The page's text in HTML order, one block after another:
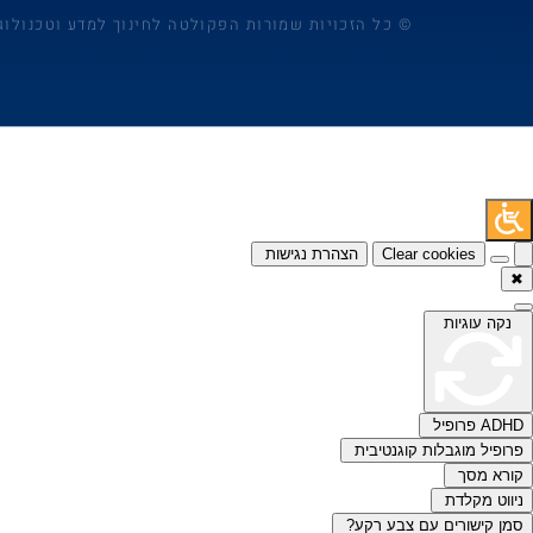
© כל הזכויות שמורות הפקולטה לחינוך למדע
Clear cookies
הצהרת נגישות
✖
נקה עוגיות
ADHD פרופיל
פרופיל מוגבלות קוגנטיבית
קורא מסך
ניווט מקלדת
סמן קישורים עם צבע רקע?